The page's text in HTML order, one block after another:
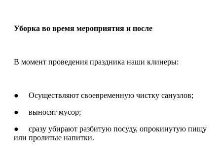
Уборка во время мероприятия и после
В момент проведения праздника наши клинеры:
● Осуществляют своевременную чистку санузлов;
● выносят мусор;
● сразу убирают разбитую посуду, опрокинутую пищу
или пролитые напитки.